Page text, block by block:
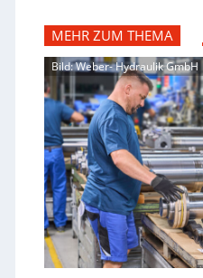
MEHR ZUM THEMA
Bild: Weber- Hydraulik GmbH